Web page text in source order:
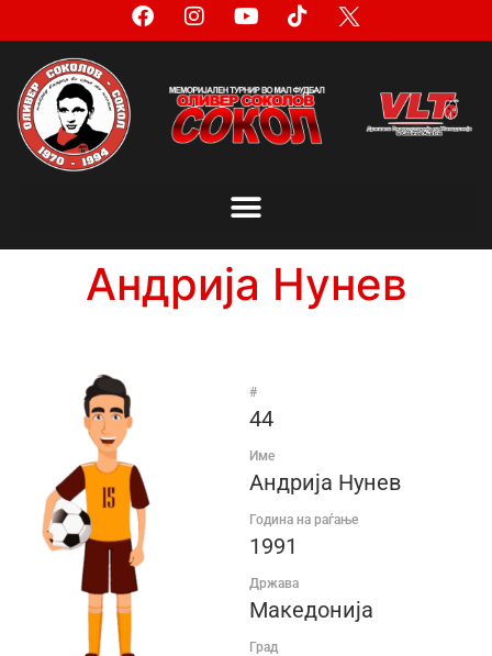
Андрија Нунев
#
44
Име
Андрија Нунев
Година на раѓање
1991
Држава
Македонија
Град